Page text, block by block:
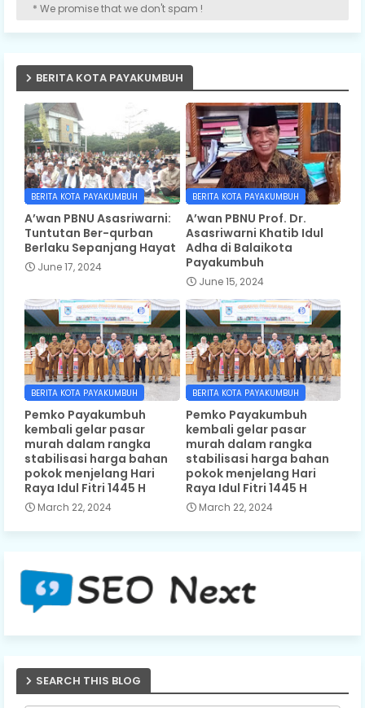
* We promise that we don't spam !
BERITA KOTA PAYAKUMBUH
BERITA KOTA PAYAKUMBUH
A’wan PBNU Asasriwarni:
Tuntutan Ber-qurban
Berlaku Sepanjang Hayat
June 17, 2024
BERITA KOTA PAYAKUMBUH
A’wan PBNU Prof. Dr.
Asasriwarni Khatib Idul
Adha di Balaikota
Payakumbuh
June 15, 2024
BERITA KOTA PAYAKUMBUH
Pemko Payakumbuh
kembali gelar pasar
murah dalam rangka
stabilisasi harga bahan
pokok menjelang Hari
Raya Idul Fitri 1445 H
March 22, 2024
BERITA KOTA PAYAKUMBUH
Pemko Payakumbuh
kembali gelar pasar
murah dalam rangka
stabilisasi harga bahan
pokok menjelang Hari
Raya Idul Fitri 1445 H
March 22, 2024
SEARCH THIS BLOG